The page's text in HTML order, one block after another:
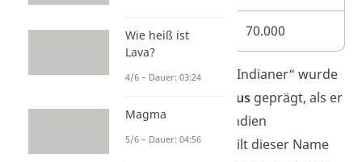
Creek (Muscogee) 70.000
Übrigens:Der Begriff „Indianer“ wurde
Christoph Kolumbus geprägt, als er
1492 dachte, er sei in Indien
angekommen. Heute gilt dieser Name
Wie heiß ist
Lava?
4/6 – Dauer: 03:24
Magma
5/6 – Dauer: 04:56